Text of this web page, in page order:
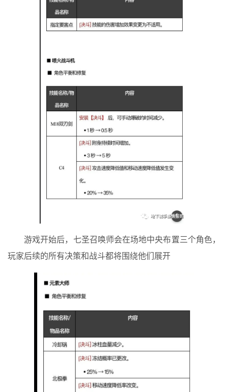
游戏开始后，七圣召唤师会在场地中央布置三个角色，
玩家后续的所有决策和战斗都将围绕他们展开